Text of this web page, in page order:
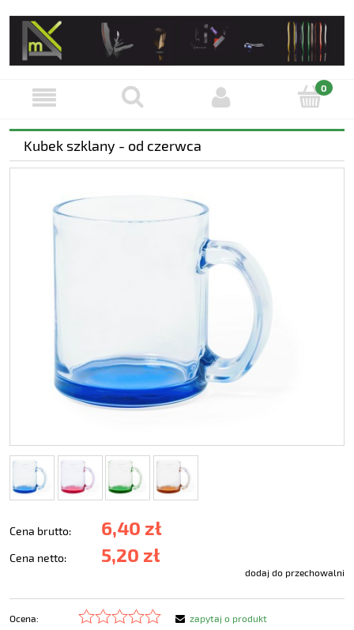
Kubek szklany - od czerwca
Cena brutto: 6,40 zł
Cena netto: 5,20 zł
dodaj do przechowalni
Ocena:
zapytaj o produkt